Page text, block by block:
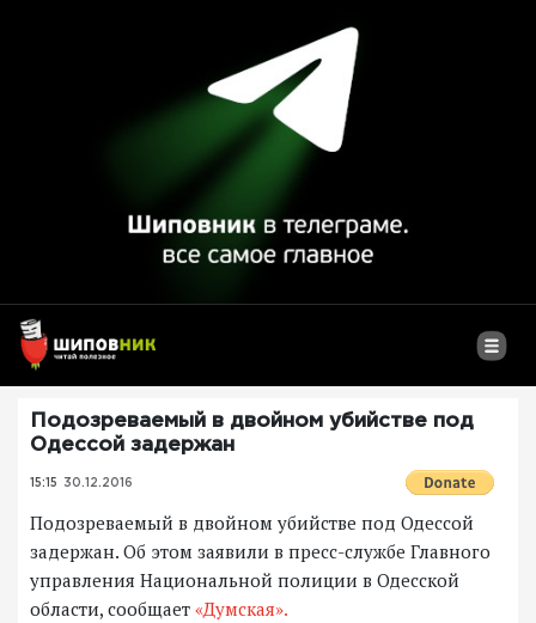
Подозреваемый в двойном убийстве под
Одессой задержан
15:15 30.12.2016
Подозреваемый в двойном убийстве под Одессой
задержан. Об этом заявили в пресс-службе Главного
управления Национальной полиции в Одесской
области, сообщает «Думская».